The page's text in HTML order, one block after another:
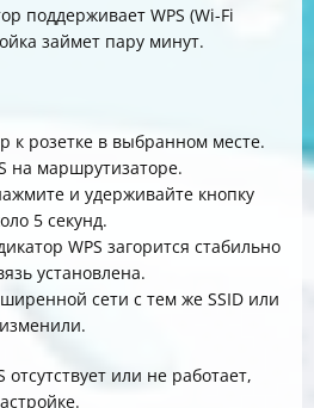
поддерживает WPS (Wi-Fi
займет пару минут.
к розетке в выбранном месте.
на маршрутизаторе.
и удерживайте кнопку
5 секунд.
WPS загорится стабильно
установлена.
сети с тем же SSID или
отсутствует или не работает,